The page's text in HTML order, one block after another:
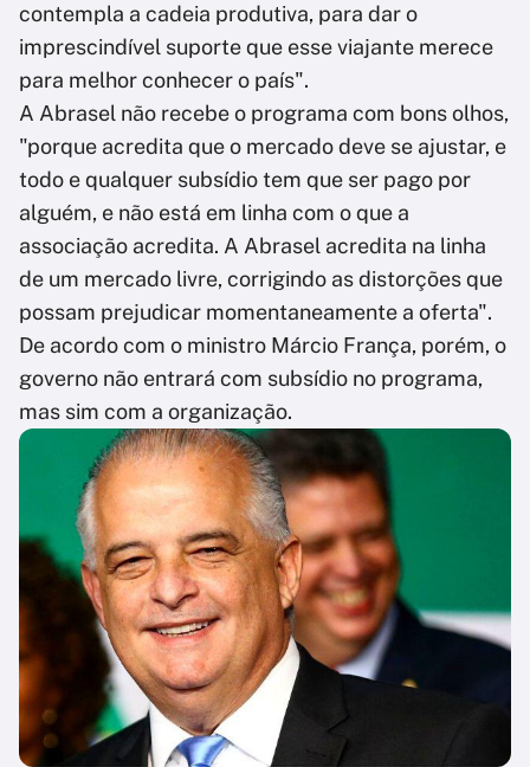
contempla a cadeia produtiva, para dar o
imprescindível suporte que esse viajante merece
para melhor conhecer o país".
A Abrasel não recebe o programa com bons olhos,
"porque acredita que o mercado deve se ajustar, e
todo e qualquer subsídio tem que ser pago por
alguém, e não está em linha com o que a
associação acredita. A Abrasel acredita na linha
de um mercado livre, corrigindo as distorções que
possam prejudicar momentaneamente a oferta".
De acordo com o ministro Márcio França, porém, o
governo não entrará com subsídio no programa,
mas sim com a organização.